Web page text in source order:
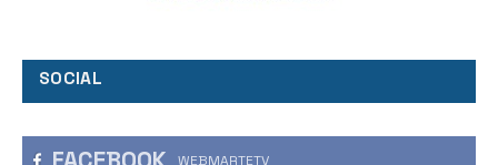
SOCIAL
WEBMARTETV